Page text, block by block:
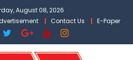
August 08, 2026
Contact Us E-Paper